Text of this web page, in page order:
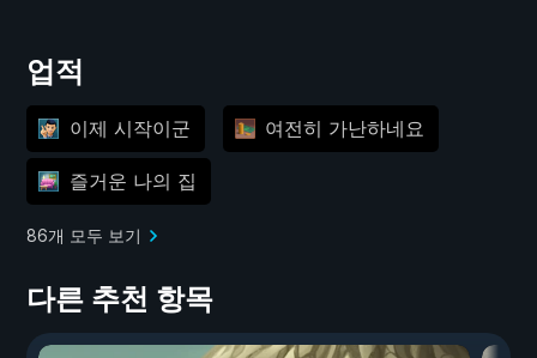
업적
이제 시작이군 여전히 가난하네요
즐거운 나의 집
86개 모두 보기
다른 추천 항목